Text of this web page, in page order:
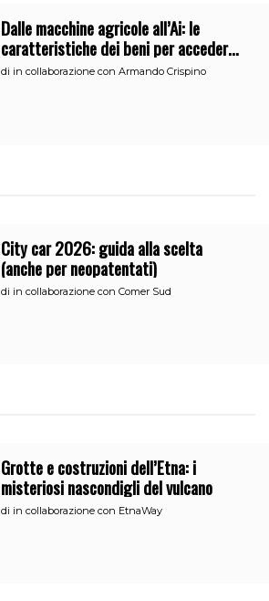
Dalle macchine agricole all’Ai: le
caratteristiche dei beni per accedere
all’iperammortamento
di in collaborazione con Armando Crispino
City car 2026: guida alla scelta
(anche per neopatentati)
di in collaborazione con Comer Sud
Grotte e costruzioni dell’Etna: i
misteriosi nascondigli del vulcano
di in collaborazione con EtnaWay